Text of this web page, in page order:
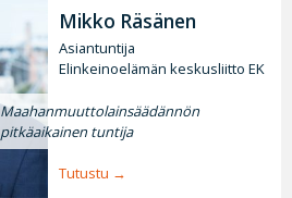
Mikko Räsänen
Asiantuntija
Elinkeinoelämän keskusliitto EK
Maahanmuuttolainsäädännön
pitkäaikainen tuntija
Tutustu